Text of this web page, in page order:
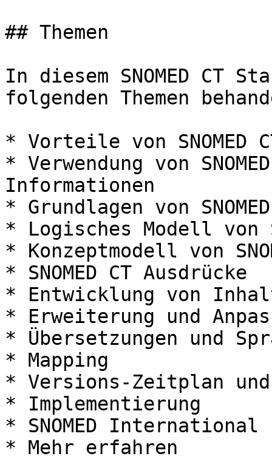
## Themen
In diesem SNOMED CT
folgenden Themen
* Vorteile von SNOMED
* Verwendung von
Informationen
* Grundlagen von
* Logisches Modell von
* Konzeptmodell von
* SNOMED CT Ausdrücke
* Entwicklung von
* Erweiterung und
* Übersetzungen und
* Mapping
* Versions-Zeitplan
* Implementierung
* SNOMED International
* Mehr erfahren